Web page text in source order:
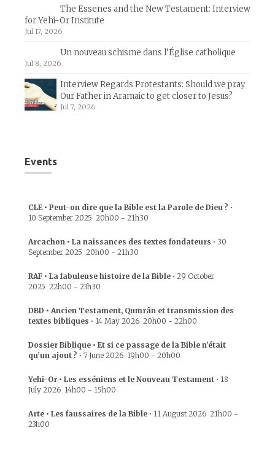
The Essenes and the New Testament: Interview
for Yehi-Or Institute
Jul 17, 2026
Un nouveau schisme dans l’Église catholique
Jul 8, 2026
Interview Regards Protestants: Should we pray
Our Father in Aramaic to get closer to Jesus?
Jul 7, 2026
Events
CLE • Peut-on dire que la Bible est la Parole de Dieu ? •
10 September 2025 20h00 - 21h30
Arcachon • La naissances des textes fondateurs • 30
September 2025 20h00 - 21h30
RAF • La fabuleuse histoire de la Bible • 29 October
2025 22h00 - 23h30
DBD • Ancien Testament, Qumrân et transmission des
textes bibliques • 14 May 2026 20h00 - 22h00
Dossier Biblique • Et si ce passage de la Bible n’était
qu’un ajout ? • 7 June 2026 19h00 - 20h00
Yehi-Or • Les esséniens et le Nouveau Testament • 18
July 2026 14h00 - 15h00
Arte • Les faussaires de la Bible • 11 August 2026 21h00 -
23h00